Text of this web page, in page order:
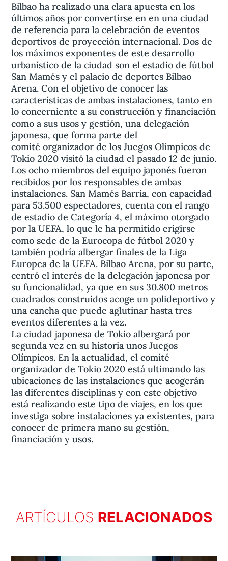
Bilbao ha realizado una clara apuesta en los
últimos años por convertirse en en una ciudad
de referencia para la celebración de eventos
deportivos de proyección internacional. Dos de
los máximos exponentes de este desarrollo
urbanístico de la ciudad son el estadio de fútbol
San Mamés y el palacio de deportes Bilbao
Arena. Con el objetivo de conocer las
características de ambas instalaciones, tanto en
lo concerniente a su construcción y financiación
como a sus usos y gestión, una delegación
japonesa, que forma parte del
comité organizador de los Juegos Olímpicos de
Tokio 2020 visitó la ciudad el pasado 12 de junio.
Los ocho miembros del equipo japonés fueron
recibidos por los responsables de ambas
instalaciones. San Mamés Barria, con capacidad
para 53.500 espectadores, cuenta con el rango
de estadio de Categoría 4, el máximo otorgado
por la UEFA, lo que le ha permitido erigirse
como sede de la Eurocopa de fútbol 2020 y
también podría albergar finales de la Liga
Europea de la UEFA. Bilbao Arena, por su parte,
centró el interés de la delegación japonesa por
su funcionalidad, ya que en sus 30.800 metros
cuadrados construidos acoge un polideportivo y
una cancha que puede aglutinar hasta tres
eventos diferentes a la vez.
La ciudad japonesa de Tokio albergará por
segunda vez en su historia unos Juegos
Olímpicos. En la actualidad, el comité
organizador de Tokio 2020 está ultimando las
ubicaciones de las instalaciones que acogerán
las diferentes disciplinas y con este objetivo
está realizando este tipo de viajes, en los que
investiga sobre instalaciones ya existentes, para
conocer de primera mano su gestión,
financiación y usos.
ARTÍCULOS RELACIONADOS